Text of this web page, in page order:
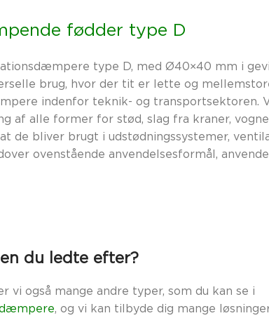
fødder type D
type D, med Ø40×40 mm i
brug, hvor der tit er lette og
indenfor teknik- og transportsektoren.
af alle former for stød, slag fra kraner,
at de bliver brugt i udstødningssystemer,
ovenstående anvendelsesformål,
du ledte efter?
vi også mange andre typer, som du kan se i
, og vi kan tilbyde dig mange